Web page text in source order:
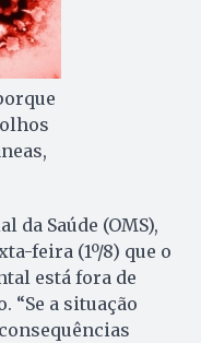
da Saúde (OMS),
feira (1º/8) que o
está fora de
“Se a situação